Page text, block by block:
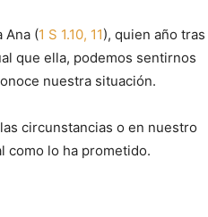
Ana (1 S 1.10, 11), quien año tras
que ella, podemos sentirnos
nuestra situación.
circunstancias o en nuestro
como lo ha prometido.